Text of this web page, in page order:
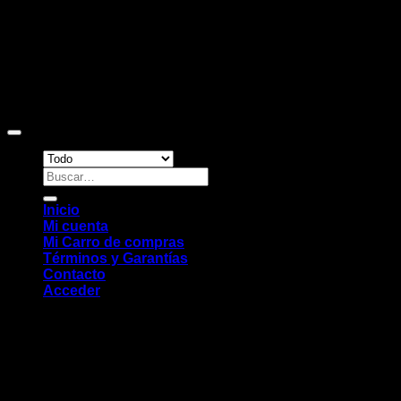
Buscar
por:
Inicio
Mi cuenta
Mi Carro de compras
Términos y Garantías
Contacto
Acceder